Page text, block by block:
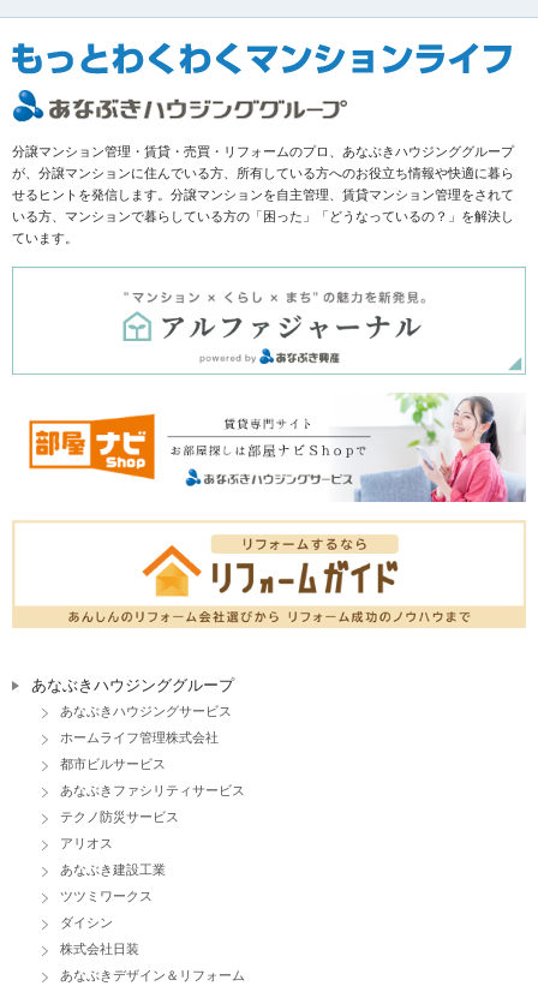
分譲マンション管理・賃貸・売買・リフォームのプロ、あなぶきハウジンググループ
が、分譲マンションに住んでいる方、所有している方へのお役立ち情報や快適に暮ら
せるヒントを発信します。分譲マンションを自主管理、賃貸マンション管理をされて
いる方、マンションで暮らしている方の「困った」「どうなっているの？」を解決し
ています。
あなぶきハウジンググループ
あなぶきハウジングサービス
ホームライフ管理株式会社
都市ビルサービス
あなぶきファシリティサービス
テクノ防災サービス
アリオス
あなぶき建設工業
ツツミワークス
ダイシン
株式会社日装
あなぶきデザイン＆リフォーム